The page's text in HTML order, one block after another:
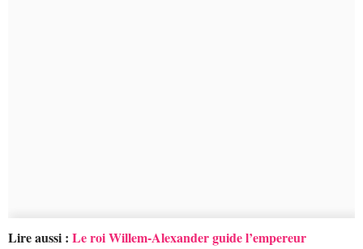
Lire aussi : Le roi Willem-Alexander guide l’empereur